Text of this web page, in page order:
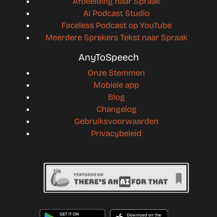
AI Podcast Studio
Faceless Podcast op YouTube
Meerdere Sprekers Tekst naar Spraak
AnyToSpeech
Onze Stemmen
Mobiele app
Blog
Changelog
Gebruiksvoorwaarden
Privacybeleid